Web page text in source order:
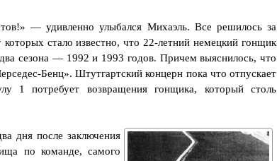
— удивленно улыбался Михаэль. Все решилось за
стало известно, что 22-летний немецкий гонщик
сезона — 1992 и 1993 годов. Причем выяснилось, что
Бенц». Штутгартский концерн пока что отпускает
1 потребует возвращения гонщика, который столь
дня после заключения
по команде, самого